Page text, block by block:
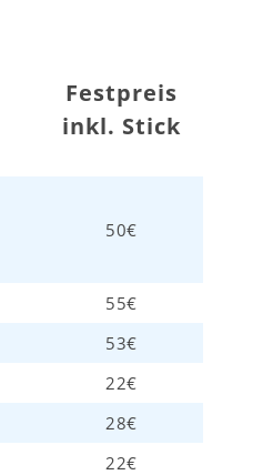
Festpreis
inkl. Stick
50€
55€
53€
22€
28€
22€